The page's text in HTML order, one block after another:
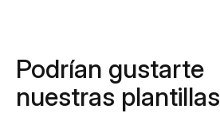
Podrían gustarte
nuestras plantillas